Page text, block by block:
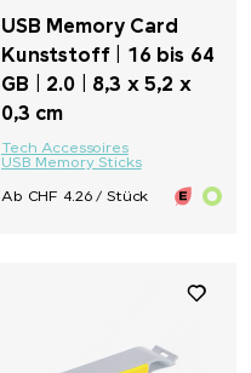
USB Memory Card
Kunststoff | 16 bis 64
GB | 2.0 | 8,3 x 5,2 x
0,3 cm
Tech Accessoires
USB Memory Sticks
Ab CHF 4.26 / Stück